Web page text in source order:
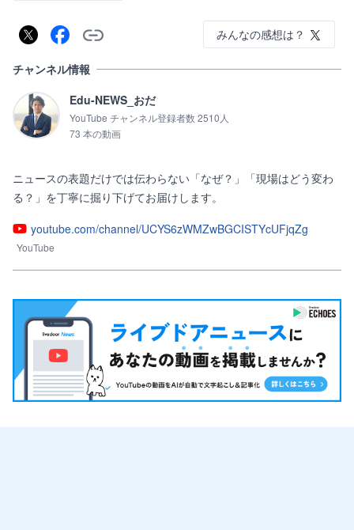
みんなの感想は？
チャンネル情報
Edu-NEWS_おだ
YouTube チャンネル登録者数 2510人
73 本の動画
ニュースの表題だけでは伝わらない「なぜ？」「現場はどう変わ
る？」を丁寧に掘り下げてお届けします。
youtube.com/channel/UCYS6zWMZwBGCISTYcUFjqZg
YouTube